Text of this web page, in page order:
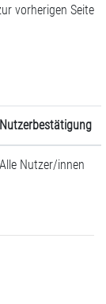
vorherigen Seite
Nutzerbestätigung
Alle Nutzer/innen